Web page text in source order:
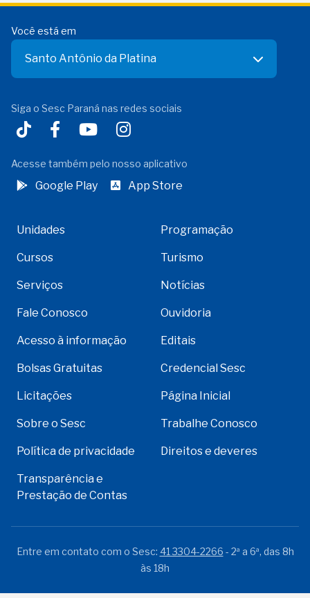
Você está em
Santo Antônio da Platina
Siga o Sesc Paraná nas redes sociais
Acesse também pelo nosso aplicativo
Google Play App Store
Unidades Programação
Cursos Turismo
Serviços Notícias
Fale Conosco Ouvidoria
Acesso à informação Editais
Bolsas Gratuitas Credencial Sesc
Licitações Página Inicial
Sobre o Sesc Trabalhe Conosco
Política de privacidade Direitos e deveres
Transparência e
Prestação de Contas
Entre em contato com o Sesc: 41 3304-2266 - 2ª a 6ª, das 8h
às 18h